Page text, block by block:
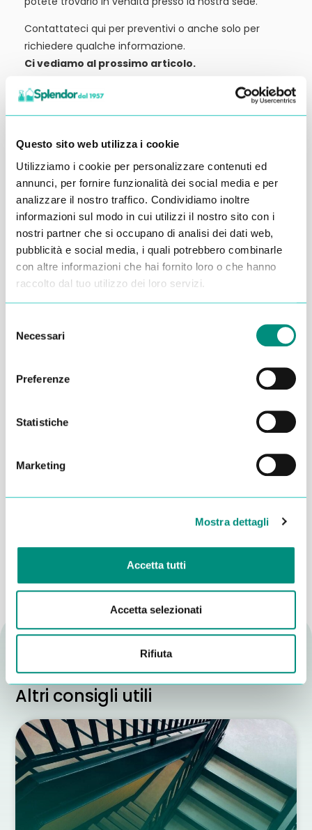
Questo sito web utilizza i cookie
Utilizziamo i cookie per personalizzare contenuti ed
annunci, per fornire funzionalità dei social media e per
analizzare il nostro traffico. Condividiamo inoltre
informazioni sul modo in cui utilizzi il nostro sito con i
nostri partner che si occupano di analisi dei dati web,
pubblicità e social media, i quali potrebbero combinarle
con altre informazioni che hai fornito loro o che hanno
raccolto dal tuo utilizzo dei loro servizi.
delNecessari
Preferenze
Statistiche
Marketing
Mostra dettagli
Accetta tutti
Accetta selezionati
Rifiuta
Contattateci qui per preventivi o anche solo per
richiedere qualche informazione.
Ci vediamo al prossimo articolo.
Alessandro Alfonsetti
Inserisci i tuoi dati qui, ti ricontatteremo
entro 48 ore
trattamento dei miei dati per essere ricontattato
Altri consigli utili